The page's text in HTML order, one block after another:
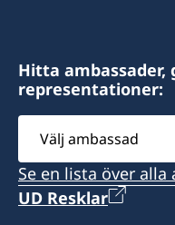
Hitta
representationer:
Välj
ambassad
Se en lista över alla
UD Resklar